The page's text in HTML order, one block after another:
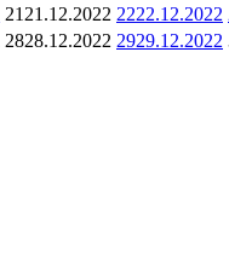
21 21.12.2022 2222.12.2022
2828.12.2022 2929.12.2022